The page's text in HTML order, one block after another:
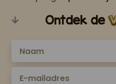
Ontdek de